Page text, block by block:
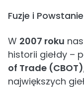
Fuzje i
W 2007 roku
historii giełdy –
of Trade (CBOT)
największych